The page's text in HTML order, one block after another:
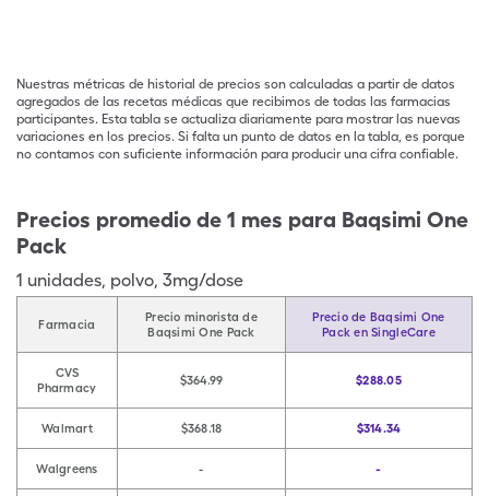
Nuestras métricas de historial de precios son calculadas a partir de datos
agregados de las recetas médicas que recibimos de todas las farmacias
participantes. Esta tabla se actualiza diariamente para mostrar las nuevas
variaciones en los precios. Si falta un punto de datos en la tabla, es porque
no contamos con suficiente información para producir una cifra confiable.
Precios promedio de 1 mes para Baqsimi One
Pack
1 unidades, polvo, 3mg/dose
Farmacia
Precio minorista de
Baqsimi One Pack
Precio de Baqsimi One
Pack en SingleCare
CVS
Pharmacy
$364.99 $288.05
Walmart $368.18 $314.34
Walgreens - -